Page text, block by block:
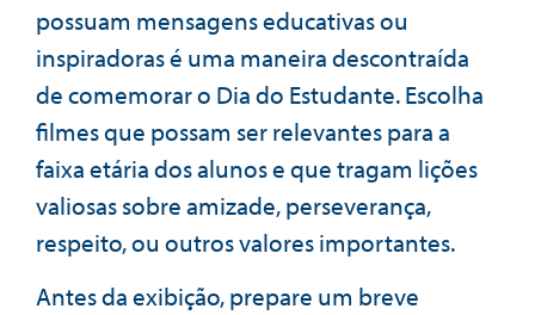
possuam mensagens educativas ou
inspiradoras é uma maneira descontraída
de comemorar o Dia do Estudante. Escolha
filmes que possam ser relevantes para a
faixa etária dos alunos e que tragam lições
valiosas sobre amizade, perseverança,
respeito, ou outros valores importantes.
Antes da exibição, prepare um breve